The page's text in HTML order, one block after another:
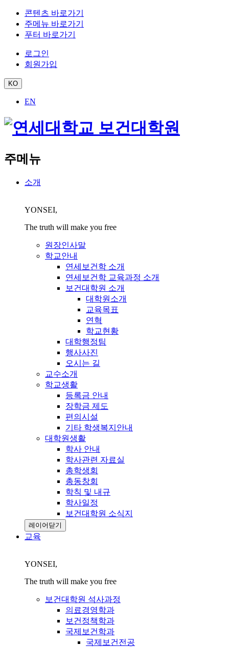
콘텐츠 바로가기
주메뉴 바로가기
푸터 바로가기
로그인
회원가입
KO
EN
주메뉴
소개
YONSEI,
The truth will make you free
원장인사말
학교안내
연세보건학 소개
연세보건학 교육과정 소개
보건대학원 소개
대학원소개
교육목표
연혁
학교현황
대학행정팀
행사사진
오시는 길
교수소개
학교생활
등록금 안내
장학금 제도
편의시설
기타 학생복지안내
대학원생활
학사 안내
학사관련 자료실
총학생회
총동창회
학칙 및 내규
학사일정
보건대학원 소식지
레이어닫기
교육
YONSEI,
The truth will make you free
보건대학원 석사과정
의료경영학과
보건정책학과
국제보건학과
국제보건전공